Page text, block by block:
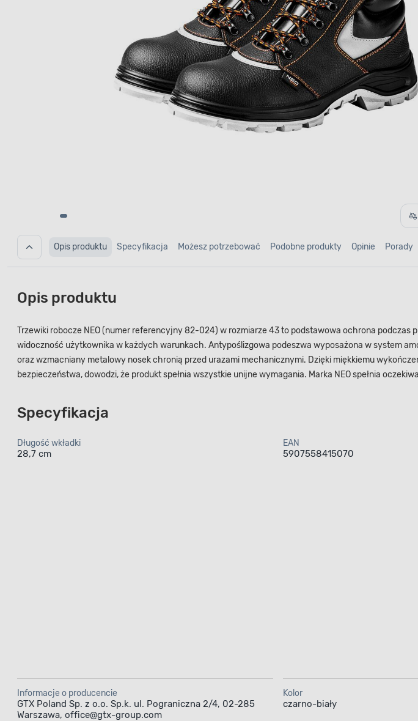
Opis produktu Specyfikacja Możesz potrzebować Podobne produkty Opinie Porady
Opis produktu
Trzewiki robocze NEO (numer referencyjny 82-024) w rozmiarze 43 to podstawowa ochrona
widoczność użytkownika w każdych warunkach. Antypoślizgowa podeszwa wyposażona w system
oraz wzmacniany metalowy nosek chronią przed urazami mechanicznymi. Dzięki miękkiemu
bezpieczeństwa, dowodzi, że produkt spełnia wszystkie unijne wymagania. Marka NEO spełnia
Specyfikacja
Długość wkładki
28,7 cm
EAN
5907558415070
Informacje o producencie
GTX Poland Sp. z o.o. Sp.k. ul. Pograniczna 2/4, 02-285
Warszawa, office@gtx-group.com
Kolor
czarno-biały